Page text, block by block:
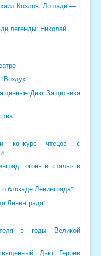
Козлов. Лошади —
легенды: Николай
Дню Защитника
конкурс чтецов с
огонь и сталь» в
блокаде Ленинграда"
Ленинграда"
в годы Великой
Дню Героев